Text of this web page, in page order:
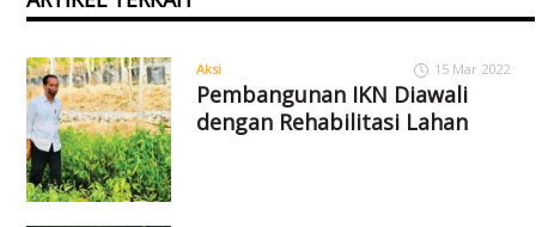
Aksi 15 Mar 2022
Pembangunan IKN Diawali
dengan Rehabilitasi Lahan